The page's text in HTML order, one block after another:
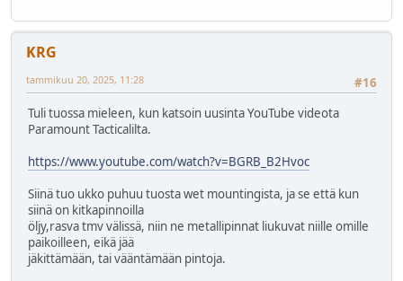
KRG
#16
tammikuu 20, 2025, 11:28
Tuli tuossa mieleen, kun katsoin uusinta YouTube videota
Paramount Tacticalilta.
https://www.youtube.com/watch?v=BGRB_B2Hvoc
Siinä tuo ukko puhuu tuosta wet mountingista, ja se että kun
siinä on kitkapinnoilla
öljy,rasva tmv välissä, niin ne metallipinnat liukuvat niille omille
paikoilleen, eikä jää
jäkittämään, tai vääntämään pintoja.